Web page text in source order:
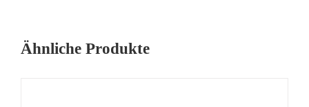
Ähnliche Produkte